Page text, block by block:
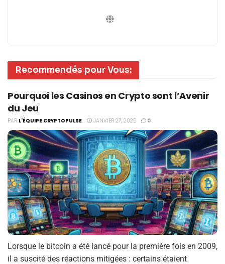
Recommendés pour Vous:
Pourquoi les Casinos en Crypto sont l’Avenir
du Jeu
PAR L'ÉQUIPE CRYPTOPULSE JANVIER 27, 2025 0
Lorsque le bitcoin a été lancé pour la première fois en 2009,
il a suscité des réactions mitigées : certains étaient